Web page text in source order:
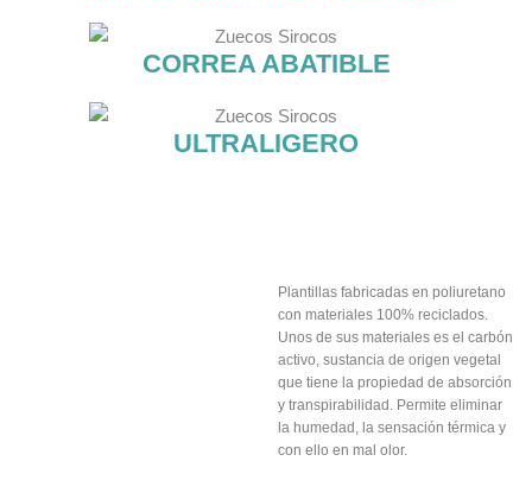
CORREA ABATIBLE
ULTRALIGERO
Plantillas fabricadas en poliuretano
con materiales 100% reciclados.
Unos de sus materiales es el carbón
activo, sustancia de origen vegetal
que tiene la propiedad de absorción
y transpirabilidad. Permite eliminar
la humedad, la sensación térmica y
con ello en mal olor.